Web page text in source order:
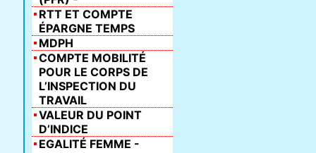
RTT ET COMPTE
ÉPARGNE TEMPS
MDPH
COMPTE MOBILITÉ
POUR LE CORPS DE
L’INSPECTION DU
TRAVAIL
VALEUR DU POINT
D’INDICE
EGALITÉ FEMME -